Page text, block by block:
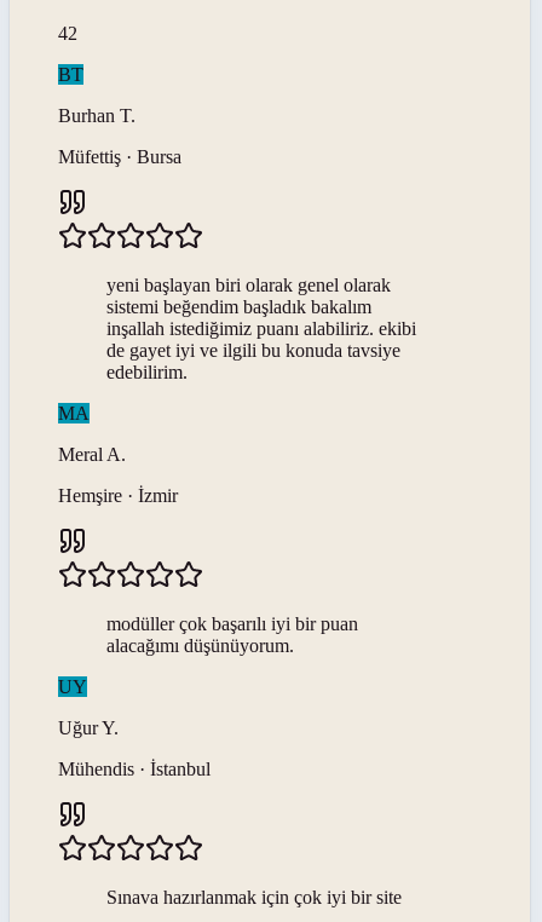
42
BT
Burhan T.
Müfettiş · Bursa
yeni başlayan biri olarak genel olarak
sistemi beğendim başladık bakalım
inşallah istediğimiz puanı alabiliriz. ekibi
de gayet iyi ve ilgili bu konuda tavsiye
edebilirim.
MA
Meral A.
Hemşire · İzmir
modüller çok başarılı iyi bir puan
alacağımı düşünüyorum.
UY
UğurY.
Mühendis · İstanbul
Sınava hazırlanmak için çok iyi bir site